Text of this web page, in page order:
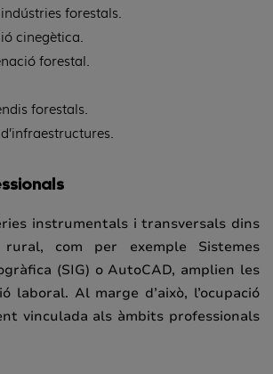
forestals.
cinegètica.
forestal.
forestals.
instrumentals i transversals dins
rural, com per exemple Sistemes
(SIG) o AutoCAD, amplien les
laboral. Al marge d’això, l’ocupació
vinculada als àmbits professionals